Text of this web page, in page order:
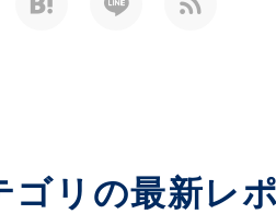
ゴリの最新レ